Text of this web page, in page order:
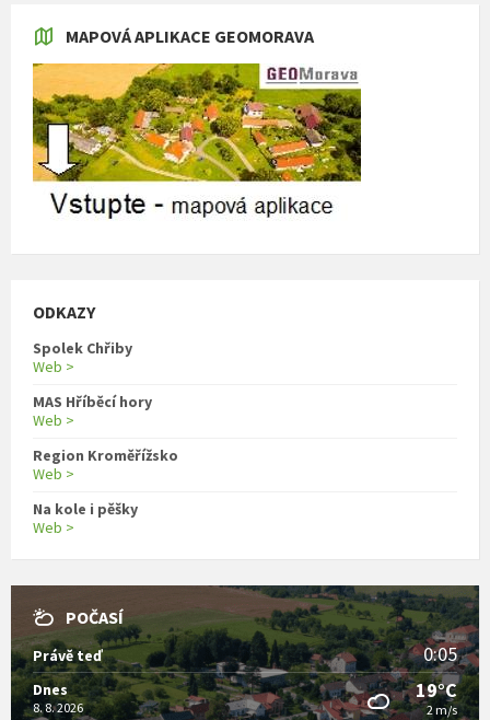
MAPOVÁ APLIKACE GEOMORAVA
ODKAZY
Spolek Chřiby
Web >
MAS Hříběcí hory
Web >
Region Kroměřížsko
Web >
Na kole i pěšky
Web >
POČASÍ
Právě teď 0:05
Dnes
8. 8. 2026
19°C
2 m/s